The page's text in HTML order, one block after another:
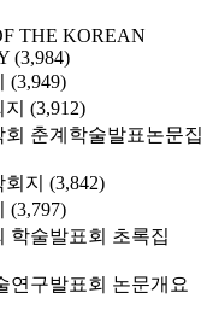
THE KOREAN
(3,984)
(3,949)
(3,912)
춘계학술발표논문집
지 (3,842)
(3,797)
학술발표회 초록집
연구발표회 논문개요